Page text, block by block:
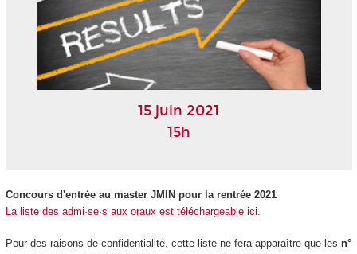
15 juin 2021
15h
Concours d'entrée au master JMIN pour la rentrée 2021
La liste des admi·se·s aux oraux est téléchargeable ici.
Pour des raisons de confidentialité, cette liste ne fera apparaître que les n°